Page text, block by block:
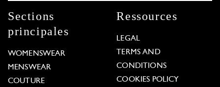
Sections
principales
WOMENSWEAR
MENSWEAR
COUTURE
Ressources
LEGAL
TERMS AND
CONDITIONS
COOKIES POLICY